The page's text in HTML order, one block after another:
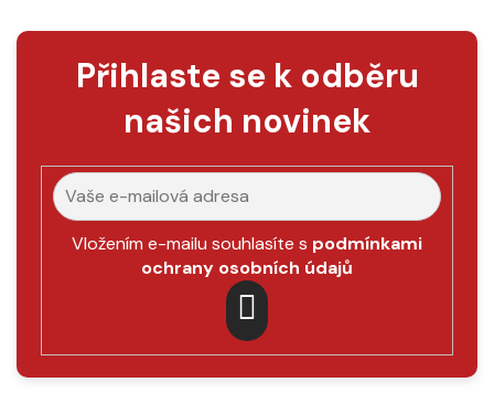
Přihlaste se k odběru
našich novinek
Vložením e-mailu souhlasíte s podmínkami
ochrany osobních údajů
PŘIHLÁSIT
SE